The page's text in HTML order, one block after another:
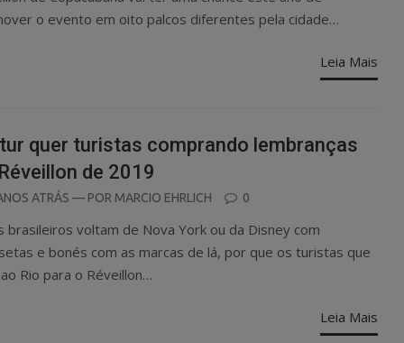
o evento em oito palcos diferentes pela cidade…
Leia Mais
quer turistas comprando lembranças
de 2019
ATRÁS — POR MARCIO EHRLICH 0
brasileiros voltam de Nova York ou da Disney com
e bonés com as marcas de lá, por que os turistas que
Rio para o Réveillon…
Leia Mais